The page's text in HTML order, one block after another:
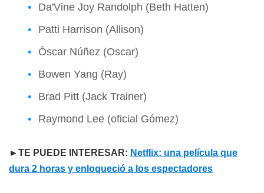
Da'Vine Joy Randolph (Beth Hatten)
Patti Harrison (Allison)
Óscar Núñez (Oscar)
Bowen Yang (Ray)
Brad Pitt (Jack Trainer)
Raymond Lee (oficial Gómez)
►TE PUEDE INTERESAR: Netflix: una película que
dura 2 horas y enloqueció a los espectadores